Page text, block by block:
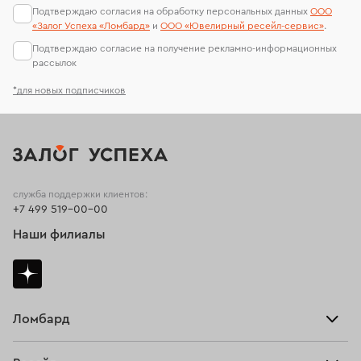
*для новых подписчиков
Подтверждаю согласия на обработку персональных данных ООО
«Залог Успеха «Ломбард» и ООО «Ювелирный ресейл-сервиc».
Подтверждаю согласие на получение рекламно-информационных
рассылок
Ломбард
служба поддержки клиентов:
+7 499 519-00-00
Наши филиалы